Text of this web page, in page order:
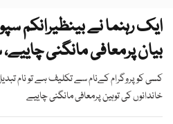
ایک رہنما نے بینظیرانکم
بیان پرمعافی مانگنی چاییے،
خاندانوں کی توہین پرمعافی مانگنی چاییے